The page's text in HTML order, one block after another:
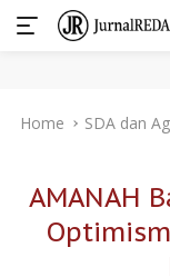
Home SDA dan
AMANAH